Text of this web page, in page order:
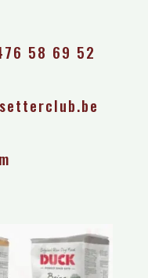
58 69 52